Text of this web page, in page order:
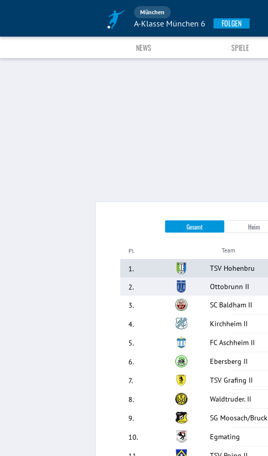
München
A-Klasse München 6 FOLGEN
NEWS SPIELE
Gesamt Heim
Pl. Team
1. TSV Hohenbru
2. Ottobrunn II
3. SC Baldham II
4. Kirchheim II
5. FC Aschheim II
6. Ebersberg II
7. TSV Grafing II
8. Waldtruder. II
9. SG Moosach/Bruck
10. Egmating